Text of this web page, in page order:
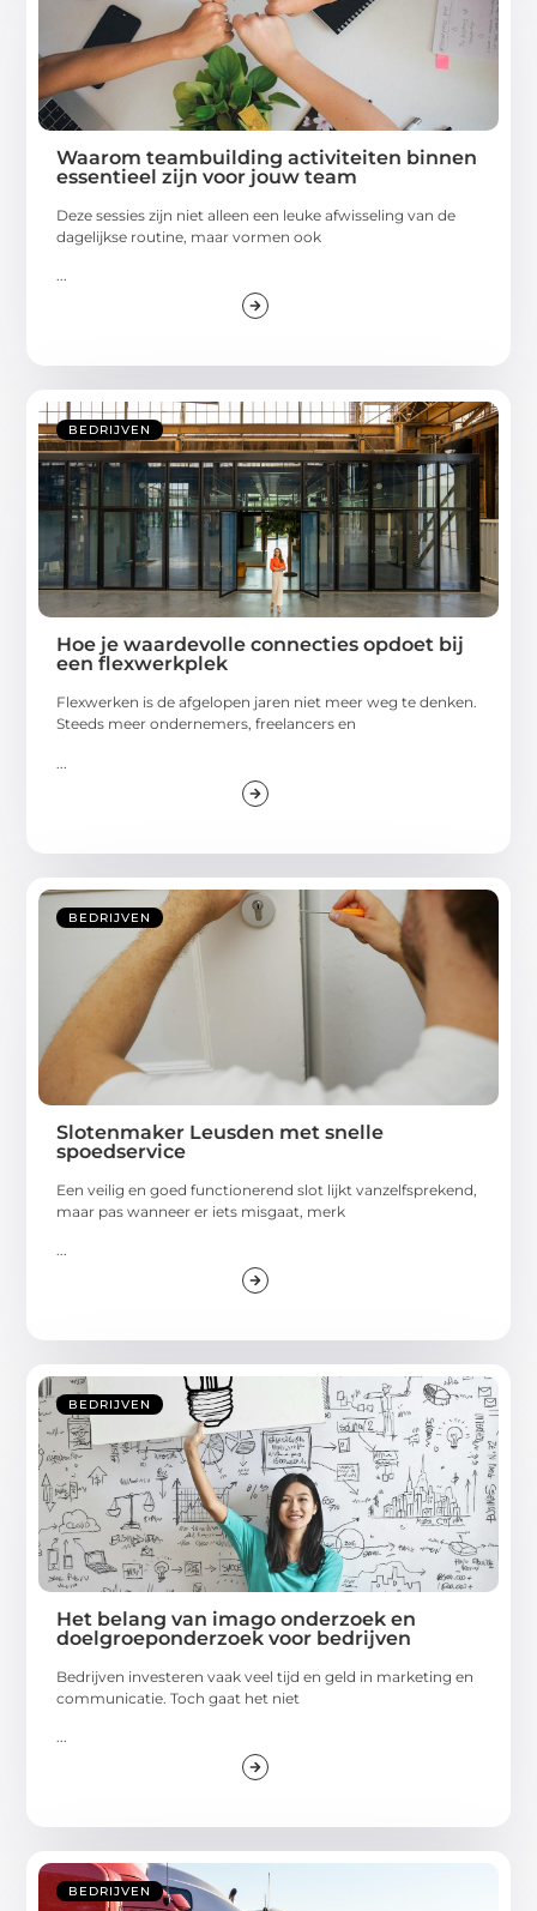
Waarom teambuilding activiteiten binnen
essentieel zijn voor jouw team
Deze sessies zijn niet alleen een leuke afwisseling van de
dagelijkse routine, maar vormen ook
...
BEDRIJVEN
Hoe je waardevolle connecties opdoet bij
een flexwerkplek
Flexwerken is de afgelopen jaren niet meer weg te denken.
Steeds meer ondernemers, freelancers en
BEDRIJVEN
Slotenmaker Leusden met snelle
spoedservice
Een veilig en goed functionerend slot lijkt vanzelfsprekend,
maar pas wanneer er iets misgaat, merk
...
BEDRIJVEN
Het belang van imago onderzoek en
doelgroeponderzoek voor bedrijven
Bedrijven investeren vaak veel tijd en geld in marketing en
communicatie. Toch gaat het niet
...
BEDRIJVEN